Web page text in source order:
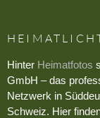
Hinter Heimatfotos
GmbH – das
Netzwerk in
Schweiz. Hier